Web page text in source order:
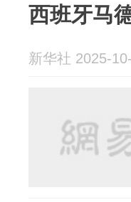
西班牙马
新华社 2025-